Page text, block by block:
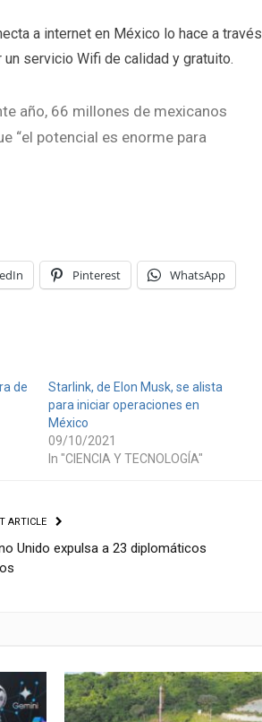
a internet en México lo hace a través
servicio Wifi de calidad y gratuito.
año, 66 millones de mexicanos
“el potencial es enorme para
Pinterest WhatsApp
de
Starlink, de Elon Musk, se alista
para iniciar operaciones en
México
09/10/2021
In "CIENCIA Y TECNOLOGÍA"
ARTICLE
Unido expulsa a 23 diplomáticos